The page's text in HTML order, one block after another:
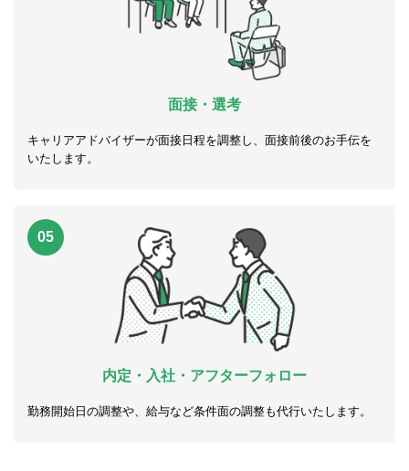
面接・選考
キャリアアドバイザーが面接日程を調整し、面接前後のお手伝を
いたします。
05
内定・入社・アフターフォロー
勤務開始日の調整や、給与など条件面の調整も代行いたします。